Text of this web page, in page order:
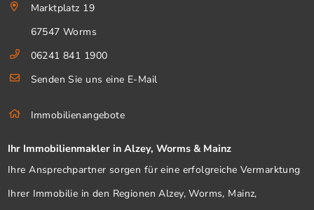
Marktplatz 19
67547 Worms
06241 841 1900
Senden Sie uns eine E-Mail
Immobilienangebote
Ihr Immobilienmakler in Alzey, Worms & Mainz
Ihre Ansprechpartner sorgen für eine erfolgreiche Vermarktung
Ihrer Immobilie in den Regionen Alzey, Worms, Mainz,